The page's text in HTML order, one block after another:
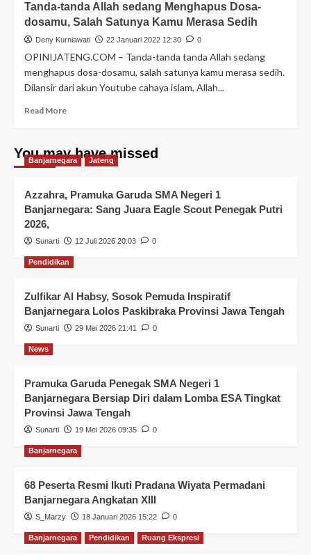
Tanda-tanda Allah sedang Menghapus Dosa-
dosamu, Salah Satunya Kamu Merasa Sedih
Deny Kurniawati 22 Januari 2022 12:30 0
OPINIJATENG.COM – Tanda-tanda tanda Allah sedang
menghapus dosa-dosamu, salah satunya kamu merasa sedih.
Dilansir dari akun Youtube cahaya islam, Allah...
Read More
You may have missed
Banjarnegara Jateng
Azzahra, Pramuka Garuda SMA Negeri 1
Banjarnegara: Sang Juara Eagle Scout Penegak Putri
2026,
Sunarti 12 Juli 2026 20:03 0
Pendidikan
Zulfikar Al Habsy, Sosok Pemuda Inspiratif
Banjarnegara Lolos Paskibraka Provinsi Jawa Tengah
Sunarti 29 Mei 2026 21:41 0
News
Pramuka Garuda Penegak SMA Negeri 1
Banjarnegara Bersiap Diri dalam Lomba ESA Tingkat
Provinsi Jawa Tengah
Sunarti 19 Mei 2026 09:35 0
Banjarnegara
68 Peserta Resmi Ikuti Pradana Wiyata Permadani
Banjarnegara Angkatan XIII
S_Marzy 18 Januari 2026 15:22 0
Banjarnegara Pendidikan Ruang Ekspresi